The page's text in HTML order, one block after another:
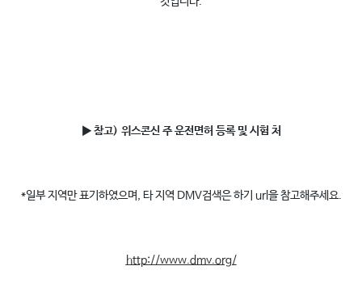
▶ 참고) 위스콘신 주 운전면허 등록 및 시험 처
*일부 지역만 표기하였으며, 타 지역 DMV검색은 하기 url을 참고해주세요.
http://www.dmv.org/